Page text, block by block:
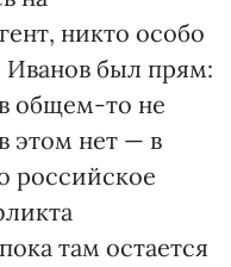
никто особо
был прям:
общем-то не
этом нет — в
российское
там остается